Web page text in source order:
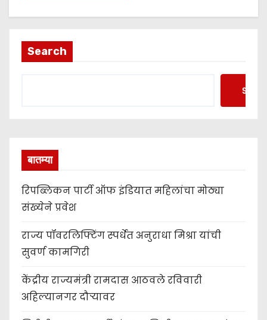
Search
बातम्या
रिपब्लिकन पार्टी ऑफ इंडियात महिलांचा मोठ्या
संख्येने प्रवेश
राज्य पॉवरलिफ्टिंग स्पर्धेत अनुराधा मिश्रा यांची
सुवर्ण कामगिरी
केंद्रीय राज्यमंत्री रामदास आठवले रविवारी
अहिल्यानगर दौऱ्यावर